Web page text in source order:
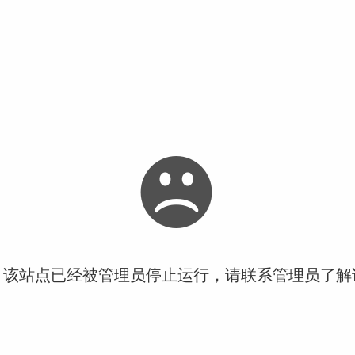
站点已经被管理员停止运行，请联系管理员了